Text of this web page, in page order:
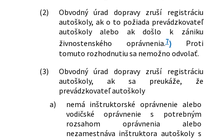
(2)
Obvodný úrad dopravy zruší registráciu
autoškoly, ak o to požiada prevádzkovateľ
autoškoly alebo ak došlo k zániku
živnostenského oprávnenia.7)Proti
tomuto rozhodnutiu sa nemožno odvolať.
(3)
Obvodný úrad dopravy zruší registráciu
autoškoly, ak sa preukáže, že
prevádzkovateľ autoškoly
a)
nemá inštruktorské oprávnenie alebo
vodičské oprávnenie s potrebným
rozsahom oprávnenia alebo
nezamestnáva inštruktora autoškoly s